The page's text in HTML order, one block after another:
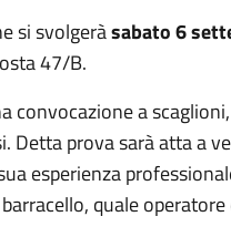
si svolgeràsabato 6
47/B.
convocazione a
prova sarà atta a
esperienza
quale operatore